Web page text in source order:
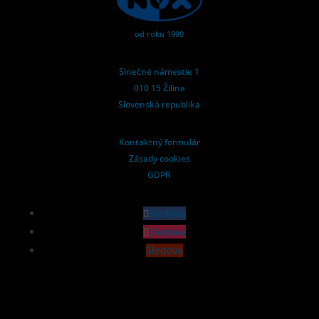
od roku 1990
Slnečné námestie 1
010 15 Žilina
Slovenská republika
Kontaktný formulár
Zásady cookies
GDPR
Sledova
Sledova
Sledova